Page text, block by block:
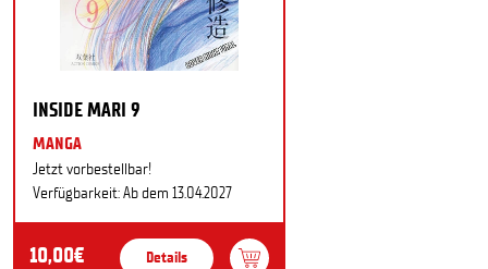
INSIDE MARI 9
MANGA
Jetzt vorbestellbar!
Verfügbarkeit: Ab dem 13.04.2027
10,00€ Details